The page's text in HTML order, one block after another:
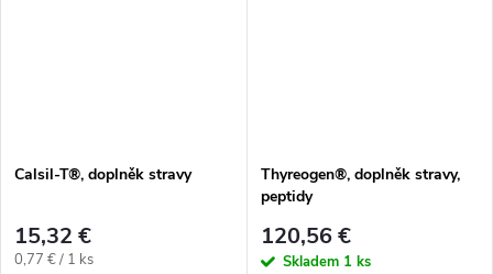
Calsil-T®, doplněk stravy
15,32 €
Jednotková
0,77 € / 1 ks
Thyreogen®, doplněk stravy,
peptidy
120,56 €
Skladem 1 ks